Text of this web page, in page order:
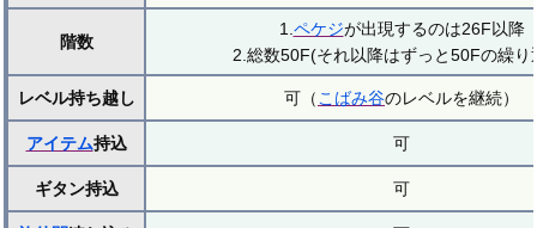
階数
1.ペケジが出現するのは26F以降
2.総数50F(それ以降はずっと50Fの繰り
レベル持ち越し 可（こばみ谷のレベルを継続）
アイテム持込 可
ギタン持込 可